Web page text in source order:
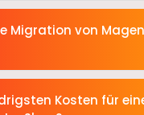
Migration von
Kosten für